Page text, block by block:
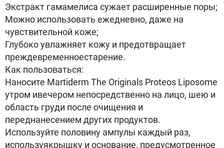
Экстракт гамамелиса сужает расширенные поры;
Можно использовать ежедневно, даже на
чувствительной коже;
Глубоко увлажняет кожу и предотвращает
преждевременноестарение.
Как пользоваться:
Наносите Martiderm The Originals Proteos Liposome
утром ивечером непосредственно на лицо, шею и
область груди после очищения и
переднанесением других продуктов.
Используйте половину ампулы каждый раз,
используякрышку и основание, предусмотренное